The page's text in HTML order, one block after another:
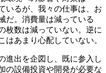
いるが、我々の仕事は、お
だ。消費量は減っている
枚数は減っていない。逆に
はあまり心配していない。
進出を企図し、既に参入し
の設備投資や開発が必要な